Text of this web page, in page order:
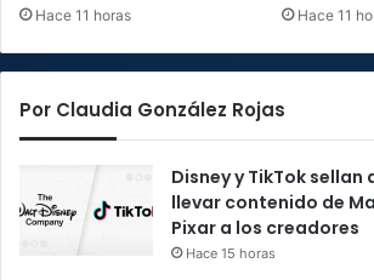
Hace 11 horas Hace 11
Por Claudia González Rojas
Disney y TikTok
llevar contenido de
Pixar a los creadores
Hace 15 horas